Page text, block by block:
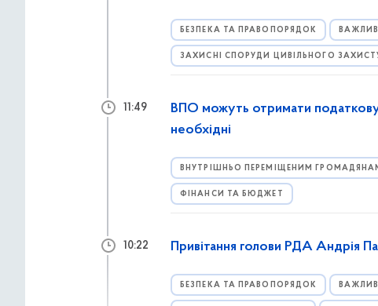
БЕЗПЕКА ТА ПРАВОПОРЯДОК
ЗАХИСНІ СПОРУДИ ЦИВІЛЬНОГО
ВПО можуть отримати
необхідні
ВНУТРІШНЬО ПЕРЕМІЩЕНИМ
ФІНАНСИ ТА БЮДЖЕТ
11:49
Привітання голови РДА Андрія
БЕЗПЕКА ТА ПРАВОПОРЯДОК
10:22